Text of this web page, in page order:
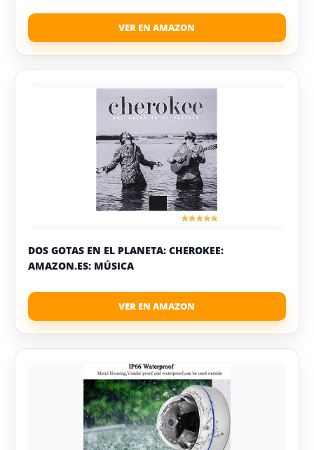
DOS GOTAS EN EL PLANETA: CHEROKEE:
AMAZON.ES: MÚSICA